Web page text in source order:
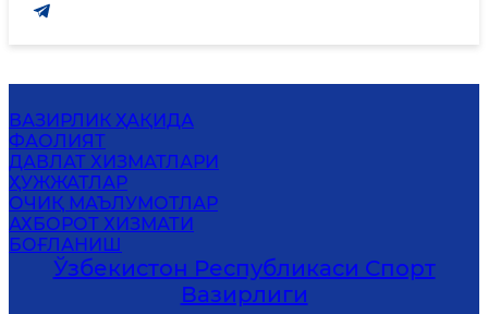
ВАЗИРЛИК ҲАҚИДА
ФАОЛИЯТ
ДАВЛАТ ХИЗМАТЛАРИ
ҲУЖЖАТЛАР
ОЧИҚ МАЪЛУМОТЛАР
АХБОРОТ ХИЗМАТИ
БОҒЛАНИШ
Ўзбекистон Республикаси Спорт
Вазирлиги